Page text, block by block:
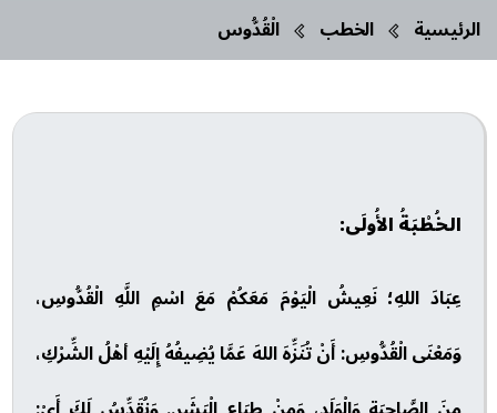
الرئيسية الخطب الْقُدُّوس
الخُطْبَةُ الأُولَى:
عِبَادَ اللهِ؛ نَعِيشُ الْيَوْمَ مَعَكُمْ مَعَ اسْمِ اللَّهِ الْقُدُّوسِ،
وَمَعْنَى الْقُدُّوسِ: أَنْ تُنَزِّهَ اللهَ عَمَّا يُضِيفُهُ إِلَيْهِ أهْلُ الشِّرْكِ،